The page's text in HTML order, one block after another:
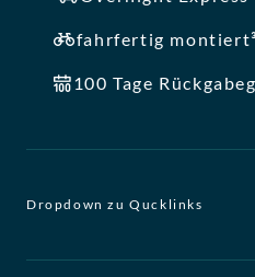
fahrfertig montiert³
100 Tage
Dropdown zu Qucklinks